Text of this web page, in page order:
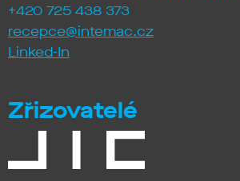
+420 725 438 373
recepce@intemac.cz
Linked-In
Zřizovatelé